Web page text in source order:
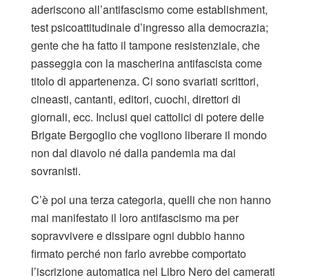
aderiscono all’antifascismo come establishment,
test psicoattitudinale d’ingresso alla democrazia;
gente che ha fatto il tampone resistenziale, che
passeggia con la mascherina antifascista come
titolo di appartenenza. Ci sono svariati scrittori,
cineasti, cantanti, editori, cuochi, direttori di
giornali, ecc. Inclusi quei cattolici di potere delle
Brigate Bergoglio che vogliono liberare il mondo
non dal diavolo né dalla pandemia ma dai
sovranisti.
C’è poi una terza categoria, quelli che non hanno
mai manifestato il loro antifascismo ma per
sopravvivere e dissipare ogni dubbio hanno
firmato perché non farlo avrebbe comportato
l’iscrizione automatica nel Libro Nero dei camerati